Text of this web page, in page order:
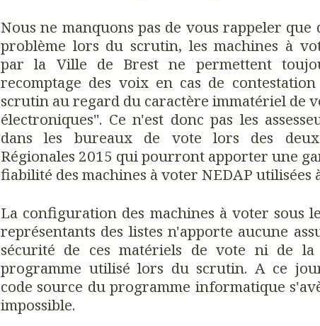
Nous ne manquons pas de vous rappeler que
problème lors du scrutin, les machines à
par la Ville de Brest ne permettent
recomptage des voix en cas de
scrutin au regard du caractère immatériel de
électroniques". Ce n'est donc pas les
dans les bureaux de vote lors des
Régionales 2015 qui pourront apporter une
fiabilité des machines à voter NEDAP utilisées
La configuration des machines à voter sous
représentants des listes n'apporte aucune
sécurité de ces matériels de vote ni de
programme utilisé lors du scrutin. A ce
code source du programme informatique
impossible.